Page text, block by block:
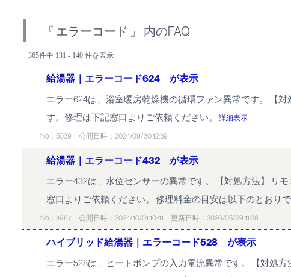
『 エラーコード 』 内のFAQ
365件中 131 - 140 件を表示
給湯器｜エラーコード624 が表示
エラー624は、浴室暖房乾燥機の循環ファン異常です。 【
す。修理は下記窓口よりご依頼ください。
詳細表示
No：5039 公開日時：2024/09/30 12:39
給湯器｜エラーコード432 が表示
エラー432は、水位センサーの異常です。 【対処方法】 リ
窓口よりご依頼ください。 修理料金の目安は以下のとおり
No：4967 公開日時：2024/10/01 10:41 更新日時：2026/05/29 11:28
ハイブリッド給湯器｜エラーコード528 が表示
エラー528は、ヒートポンプの入力電流異常です。 【対処